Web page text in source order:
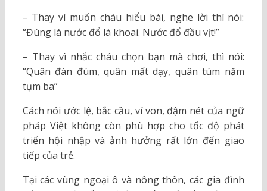
– Thay vì muốn cháu hiểu bài, nghe lời thì nói:
“Đúng là nước đổ lá khoai. Nước đổ đầu vịt!”
– Thay vì nhắc cháu chọn bạn mà chơi, thì nói:
“Quân đàn đúm, quân mất dạy, quân túm năm
tụm ba”
Cách nói ước lệ, bắc cầu, ví von, đậm nét của ngữ
pháp Việt không còn phù hợp cho tốc độ phát
triển hội nhập và ảnh hưởng rất lớn đến giao
tiếp của trẻ.
Tại các vùng ngoại ô và nông thôn, các gia đình